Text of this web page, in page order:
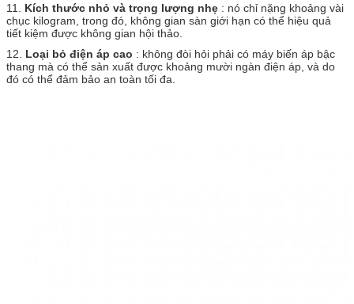
11. Kích thước nhỏ và trọng lượng nhẹ : nó chỉ nặng khoảng vài
chục kilogram, trong đó, không gian sàn giới hạn có thể hiệu quả
tiết kiệm được không gian hội thảo.
12. Loại bỏ điện áp cao : không đòi hỏi phải có máy biến áp bậc
thang mà có thể sản xuất được khoảng mười ngàn điện áp, và do
đó có thể đảm bảo an toàn tối đa.